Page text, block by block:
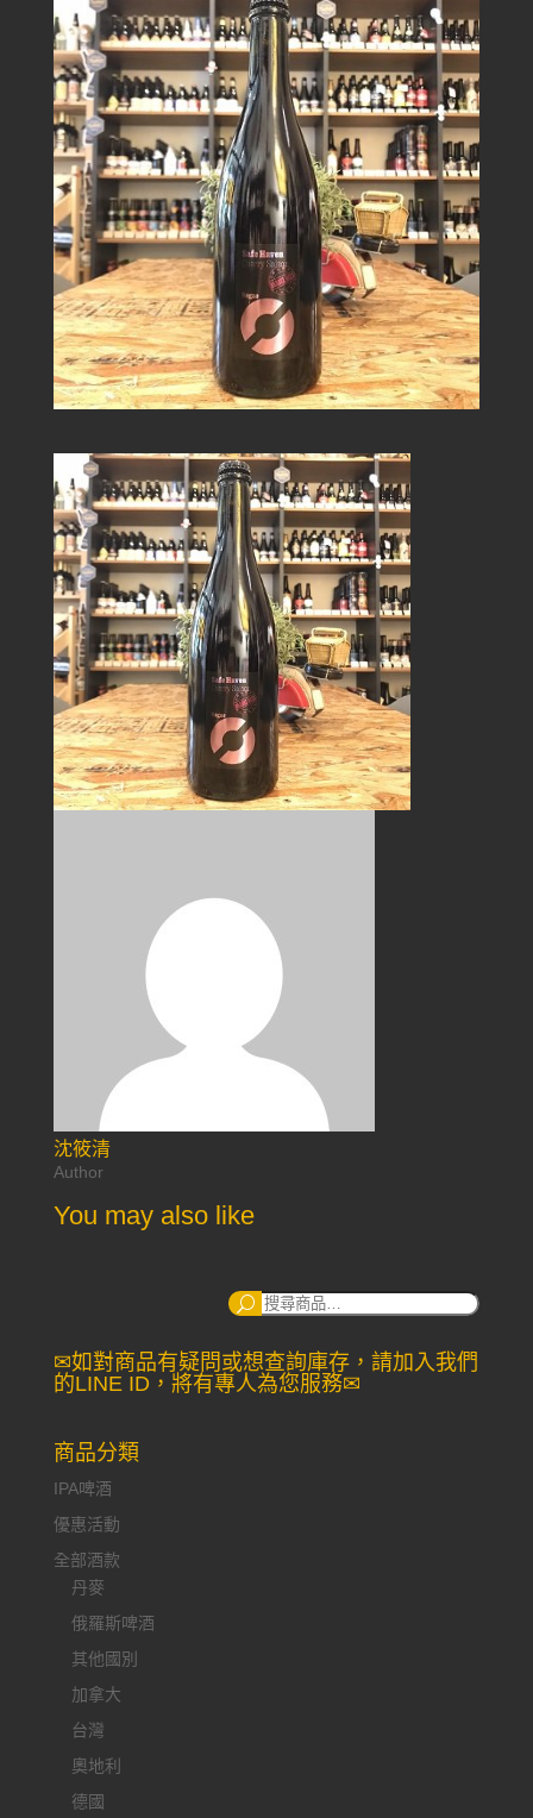
沈筱清
Author
You may also like
搜
✉如對商品有疑問或想查詢庫存，請加入我們
的LINE ID，將有專人為您服務✉
商品分類
IPA啤酒
優惠活動
全部酒款
丹麥
俄羅斯啤酒
其他國別
加拿大
台灣
奧地利
德國